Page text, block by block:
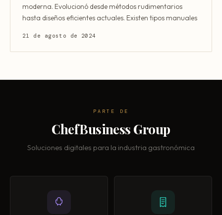
moderna. Evolucionó desde métodos rudimentarios
hasta diseños eficientes actuales. Existen tipos manuales
21 de agosto de 2024
PARTE DE
ChefBusiness Group
Soluciones digitales para la industria gastronómica